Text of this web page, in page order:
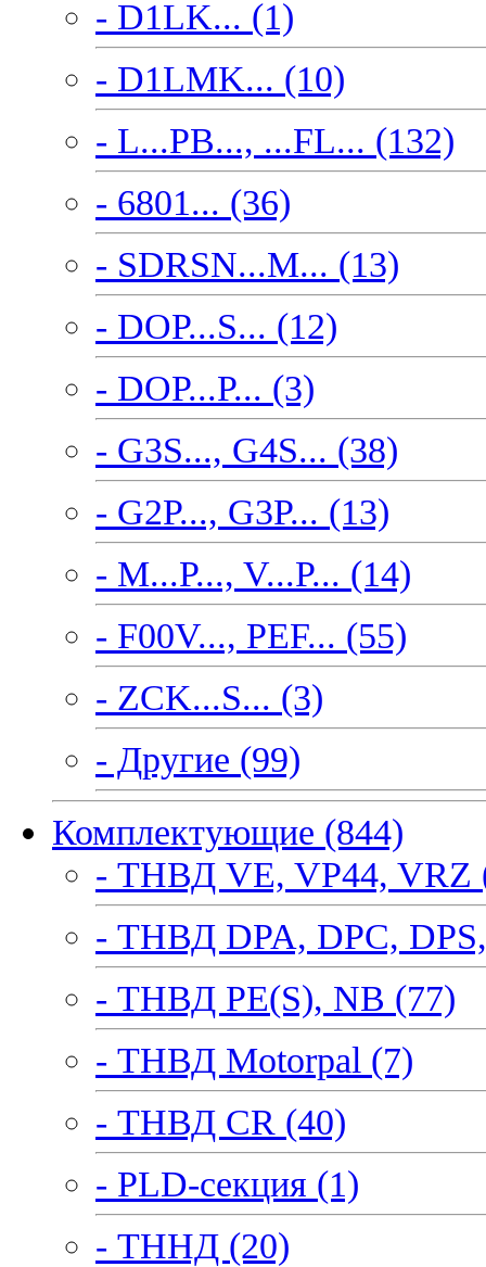
- D1LK... (1)
- D1LMK... (10)
- L...PB..., ...FL... (132)
- 6801... (36)
- SDRSN...M... (13)
- DOP...S... (12)
- DOP...P... (3)
- G3S..., G4S... (38)
- G2P..., G3P... (13)
- M...P..., V...P... (14)
- F00V..., PEF... (55)
- ZCK...S... (3)
- Другие (99)
Комплектующие (844)
- ТНВД VE, VP44, VRZ
- ТНВД DPA, DPC,
- ТНВД PE(S), NB (77)
- ТНВД Motorpal (7)
- ТНВД CR (40)
- PLD-секция (1)
- ТННД (20)